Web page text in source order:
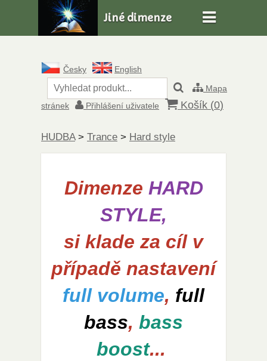
Jiné dimenze
Česky
English
Mapa
stránek
Přihlášení uživatele Košík (0)
HUDBA > Trance > Hard style
Dimenze HARD
STYLE,
si klade za cíl v
případě nastavení
full volume, full
bass, bass
boost...